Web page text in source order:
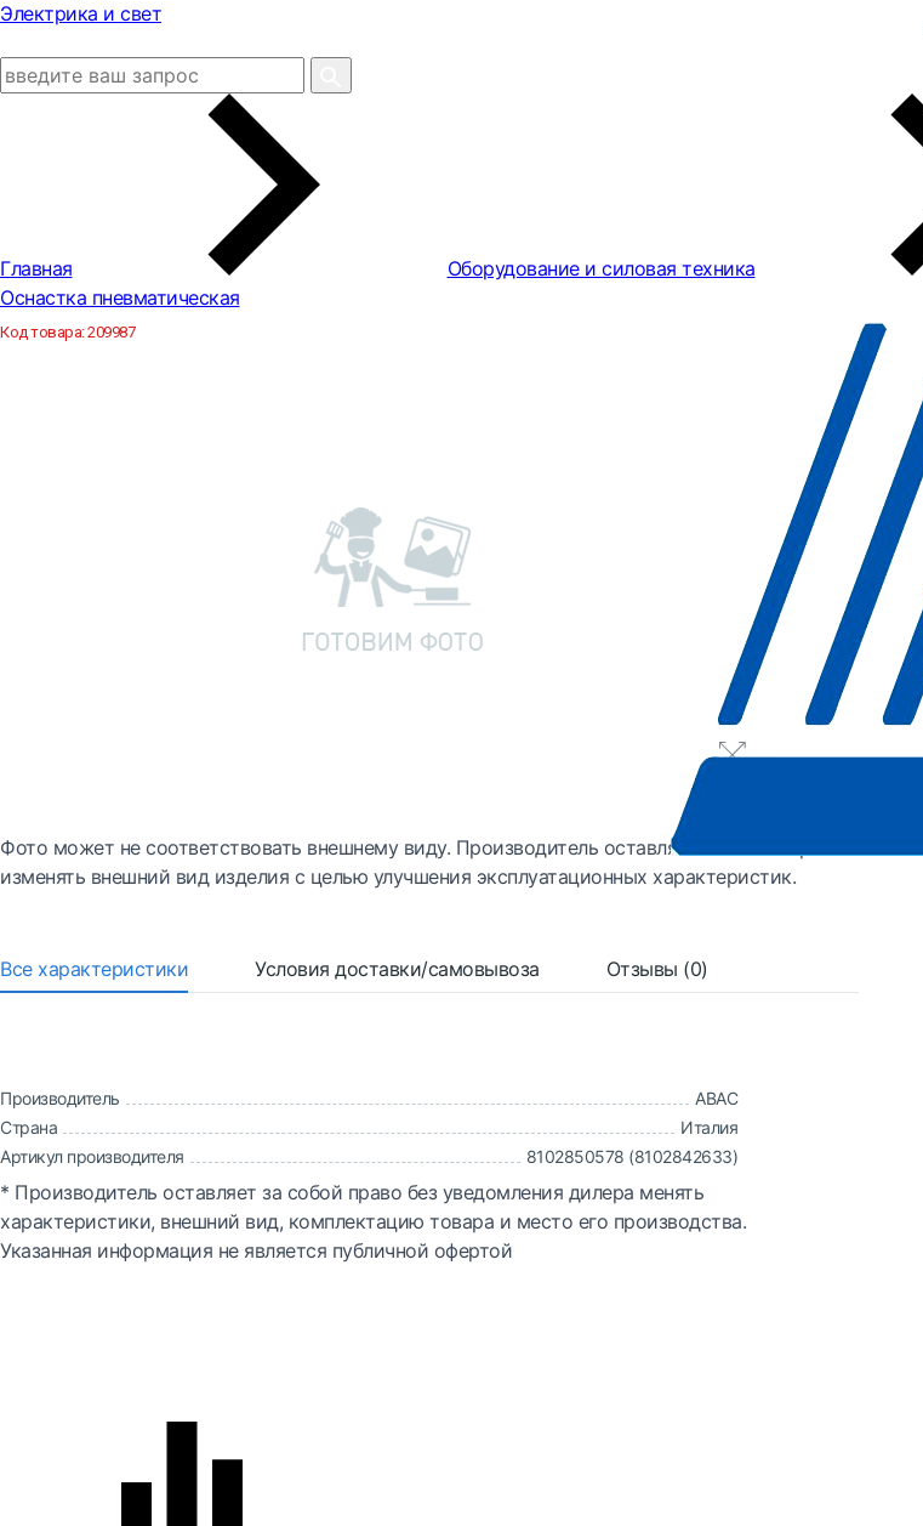
Электрика и свет
Главная Оборудование и силовая техника
Оснастка пневматическая
Код товара:209987
Фото может не соответствовать внешнему виду. Производитель оставляет за собой право
изменять внешний вид изделия с целью улучшения эксплуатационных характеристик.
Все характеристики Условия доставки/самовывоза Отзывы (0)
Производитель
ABAC
Страна
Италия
Артикул производителя
8102850578 (8102842633)
* Производитель оставляет за собой право без уведомления дилера менять
характеристики, внешний вид, комплектацию товара и место его производства.
Указанная информация не является публичной офертой